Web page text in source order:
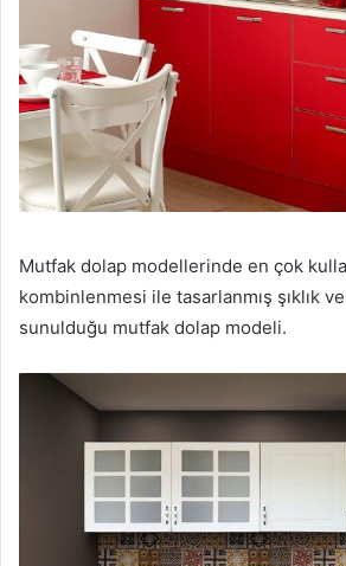
Mutfak dolap modellerinde en çok
kombinlenmesi ile tasarlanmış şıklık
sunulduğu mutfak dolap modeli.